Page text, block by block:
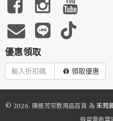
優惠領取
領取優惠
© 2026. 陳振芳宗教用品百貨 為禾筠